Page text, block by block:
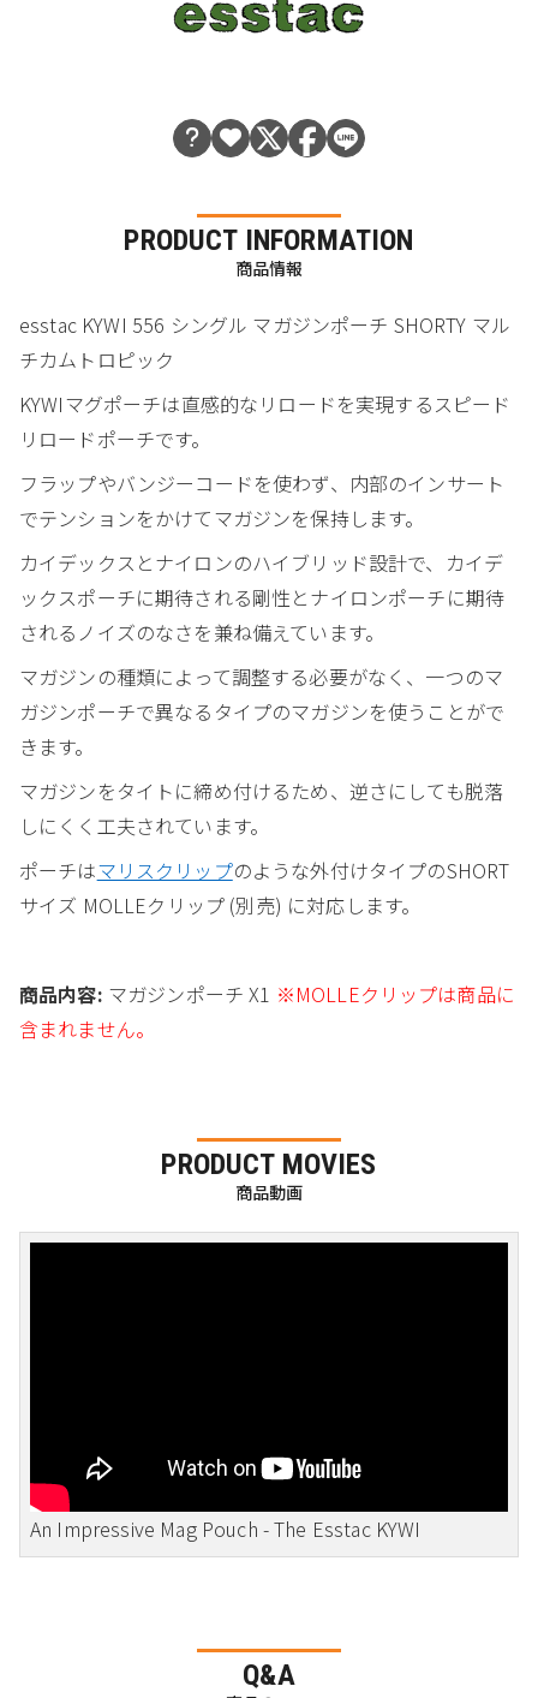
PRODUCT INFORMATION
商品情報
esstac KYWI 556 シングル マガジンポーチ SHORTY マル
チカムトロピック
KYWIマグポーチは直感的なリロードを実現するスピード
リロードポーチです。
フラップやバンジーコードを使わず、内部のインサート
でテンションをかけてマガジンを保持します。
カイデックスとナイロンのハイブリッド設計で、カイデ
ックスポーチに期待される剛性とナイロンポーチに期待
されるノイズのなさを兼ね備えています。
マガジンの種類によって調整する必要がなく、一つのマ
ガジンポーチで異なるタイプのマガジンを使うことがで
きます。
マガジンをタイトに締め付けるため、逆さにしても脱落
しにくく工夫されています。
ポーチはマリスクリップのような外付けタイプのSHORT
サイズ MOLLEクリップ (別売) に対応します。
商品内容: マガジンポーチ X1 ※MOLLEクリップは商品に
含まれません。
PRODUCT MOVIES
商品動画
An Impressive Mag Pouch - The Esstac KYWI
Q&A